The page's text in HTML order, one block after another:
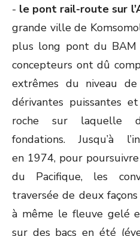
- le pont rail-route sur
grande ville de
plus long pont du
concepteurs ont dû
extrêmes du niveau
dérivantes puissantes
roche sur laquelle
fondations. Jusqu’à
en 1974, pour
du Pacifique, les
traversée de deux
à même le fleuve gelé
sur des bacs en été